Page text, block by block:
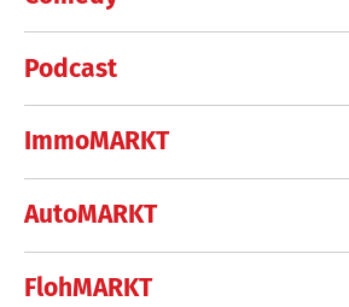
Podcast
ImmoMARKT
AutoMARKT
FlohMARKT